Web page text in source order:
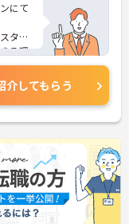
にて
タイ
る環
さら
さ
介してもらう